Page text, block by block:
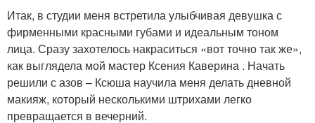
Итак, в студии меня встретила улыбчивая девушка с
фирменными красными губами и идеальным тоном
лица. Сразу захотелось накраситься «вот точно так же»,
как выглядела мой мастер Ксения Каверина . Начать
решили с азов – Ксюша научила меня делать дневной
макияж, который несколькими штрихами легко
превращается в вечерний.